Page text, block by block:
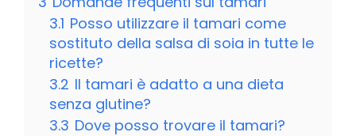
3.1 Posso utilizzare il tamari come
sostituto della salsa di soia in tutte le
ricette?
3.2 Il tamari è adatto a una dieta
senza glutine?
3.3 Dove posso trovare il tamari?